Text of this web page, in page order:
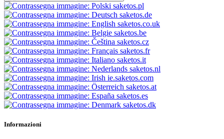
saketos.pl
saketos.de
saketos.co.uk
saketos.be
saketos.cz
saketos.fr
saketos.it
saketos.nl
ie.saketos.com
saketos.at
saketos.es
saketos.dk
Informazioni